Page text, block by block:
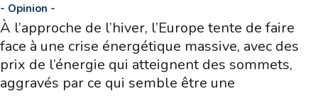
- Opinion -
À l’approche de l’hiver, l’Europe tente de faire
face à une crise énergétique massive, avec des
prix de l’énergie qui atteignent des sommets,
aggravés par ce qui semble être une